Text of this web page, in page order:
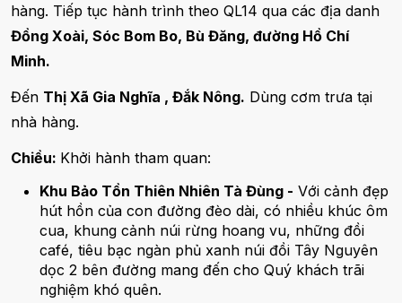
hàng. Tiếp tục hành trình theo QL14 qua các địa danh
Đồng Xoài, Sóc Bom Bo, Bù Đăng, đường Hồ Chí
Minh.
Đến Thị Xã Gia Nghĩa , Đắk Nông. Dùng cơm trưa tại
nhà hàng.
Chiều: Khởi hành tham quan:
Khu Bảo Tồn Thiên Nhiên Tà Đùng - Với cảnh đẹp
hút hồn của con đường đèo dài, có nhiều khúc ôm
cua, khung cảnh núi rừng hoang vu, những đồi
café, tiêu bạc ngàn phủ xanh núi đồi Tây Nguyên
dọc 2 bên đường mang đến cho Quý khách trãi
nghiệm khó quên.